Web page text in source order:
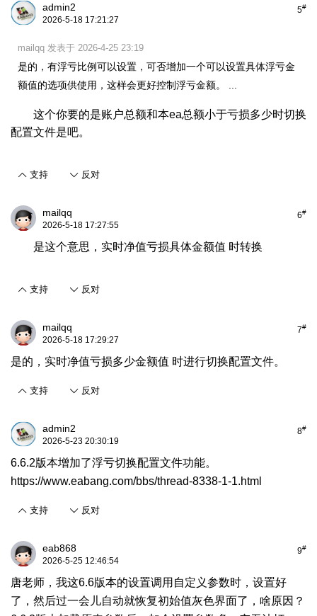
5#
admin2
2026-5-18 17:21:27
mailqq 发表于 2026-4-25 23:19
是的，有浮亏比例可以设置，可否增加一个可以设置具体浮亏金
额值的选项供使用，这样会更好控制浮亏金额。 ...
这个你要的是账户总额和本ea总额小于亏损多少时切换
配置文件是吧。
支持 反对
6#
mailqq
2026-5-18 17:27:55
是这个意思，实时净值亏损具体金额值 时转换
支持 反对
7#
mailqq
2026-5-18 17:29:27
是的，实时净值亏损多少金额值 时进行切换配置文件。
支持 反对
8#
admin2
2026-5-23 20:30:19
6.6.2版本增加了浮亏切换配置文件功能。
https://www.eabang.com/bbs/thread-8338-1-1.html
支持 反对
9#
eab868
2026-5-25 12:46:54
唐老师，我这6.6版本的设置调用自定义参数时，设置好
了，然后过一会儿自动就恢复初始值灰色界面了，啥原因？